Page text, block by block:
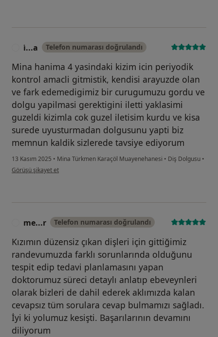
i̇...a Telefon numarası doğrulandı
Mina hanima 4 yasindaki kizim icin periyodik
kontrol amacli gitmistik, kendisi arayuzde olan
ve fark edemedigimiz bir curugumuzu gordu ve
dolgu yapilmasi gerektigini iletti yaklasimi
guzeldi kizimla cok guzel iletisim kurdu ve kisa
surede uyusturmadan dolgusunu yapti biz
memnun kaldik sizlerede tavsiye ediyorum
13 Kasım 2025 • Mina Türkmen Karaçöl Muayenehanesi • Diş Dolgusu •
kullanıcının görüşüne göre i̇...a
Görüşü şikayet et
me...r Telefon numarası doğrulandı
Kızımın düzensiz çıkan dişleri için gittiğimiz
randevumuzda farklı sorunlarında olduğunu
tespit edip tedavi planlamasını yapan
doktorumuz süreci detaylı anlatıp ebeveynleri
olarak bizleri de dahil ederek aklımızda kalan
cevapsız tüm sorulara cevap bulmamızı sağladı.
İyi ki yolumuz kesişti. Başarılarının devamını
diliyorum